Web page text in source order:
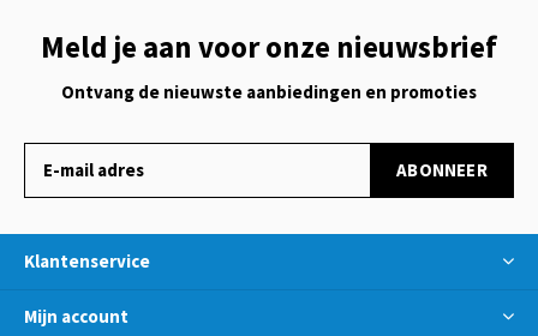
Meld je aan voor onze nieuwsbrief
Ontvang de nieuwste aanbiedingen en promoties
ABONNEER
Klantenservice
Mijn account